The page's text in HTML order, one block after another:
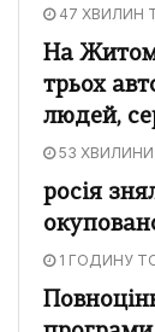
47 ХВИЛИН
На
трьох
людей,
53
росія
1 ГОДИНУ